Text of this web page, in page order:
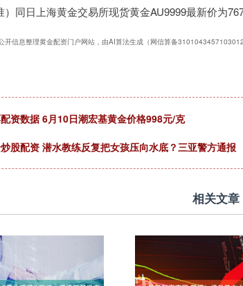
）同日上海黄金交易所现货黄金AU9999最新价为
开信息整理黄金配资门户网站，由AI算法生成（网信算备
资数据 6月10日潮宏基黄金价格998元/克
股配资 潜水教练反复把女孩压向水底？三亚警方通报
相关文章